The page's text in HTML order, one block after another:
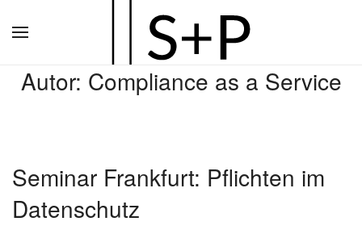
Hauptinhalt
springen
Autor: Compliance as a Service
Seminar Frankfurt: Pflichten im
Datenschutz